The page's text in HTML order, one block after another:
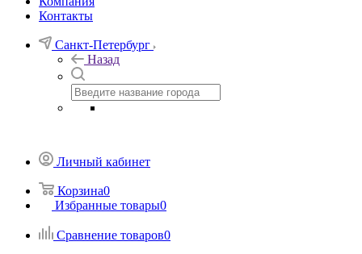
Контакты
Санкт-Петербург
Назад
Личный кабинет
Корзина0
Избранные товары0
Сравнение товаров0